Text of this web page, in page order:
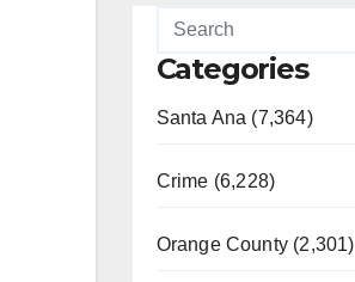
Categories
Santa Ana (7,364)
Crime (6,228)
Orange County (2,301)